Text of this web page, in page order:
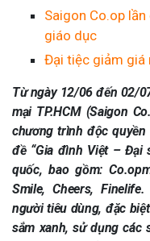
Saigon Co.op
giáo dục
Đại tiệc giảm giá
Từ ngày 12/06 đến 02/
mại TP.HCM (Saigon
chương trình độc
đề “Gia đình Việt – Đại
quốc, bao gồm:
Smile, Cheers,
người tiêu dùng, đặc
sắm xanh, sử dụng các